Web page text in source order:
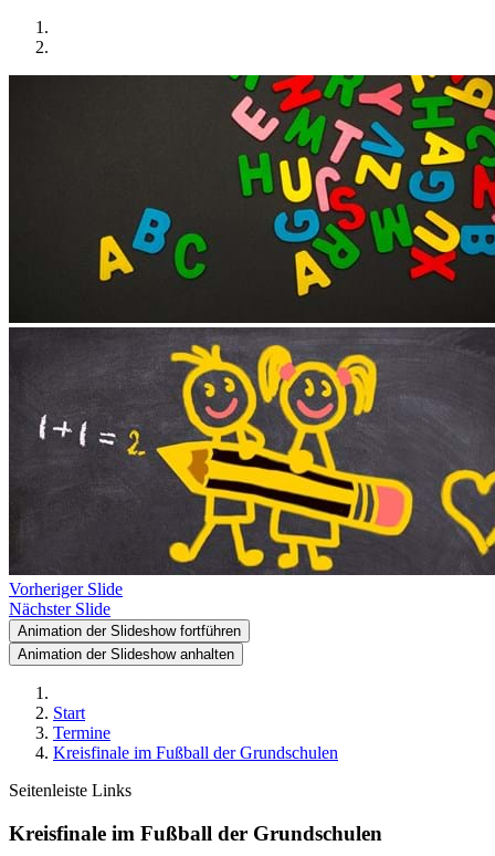
Vorheriger Slide
Nächster Slide
Animation der Slideshow fortführen
Animation der Slideshow anhalten
Start
Termine
Kreisfinale im Fußball der Grundschulen
Seitenleiste Links
Kreisfinale im Fußball der Grundschulen